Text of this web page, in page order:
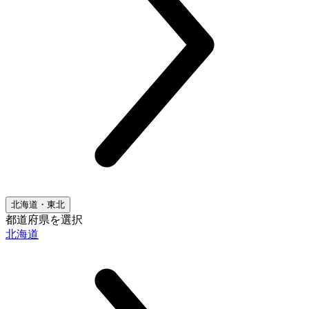
北海道・東北
都道府県を選択
北海道